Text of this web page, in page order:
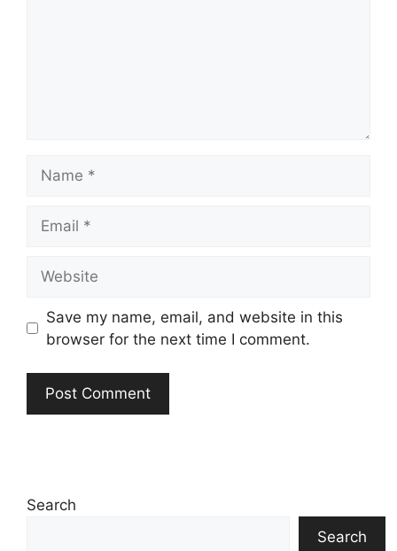
Save my name, email, and website in this
browser for the next time I comment.
Search
Search